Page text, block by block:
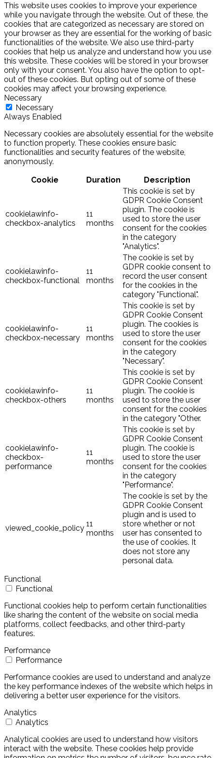
This website uses cookies to improve your experience
while you navigate through the website. Out of these, the
cookies that are categorized as necessary are stored on
your browser as they are essential for the working of basic
functionalities of the website. We also use third-party
cookies that help us analyze and understand how you use
this website. These cookies will be stored in your browser
only with your consent. You also have the option to opt-
out of these cookies. But opting out of some of these
cookies may affect your browsing experience.
Necessary
Necessary
Always Enabled
Necessary cookies are absolutely essential for the website
to function properly. These cookies ensure basic
functionalities and security features of the website,
anonymously.
Cookie
Duration Description
cookielawinfo-
checkbox-analytics
11
months
This cookie is set by
GDPR Cookie Consent
plugin. The cookie is
used to store the user
consent for the cookies
in the category
"Analytics".
cookielawinfo-
checkbox-functional
11
months
The cookie is set by
GDPR cookie consent to
record the user consent
for the cookies in the
category "Functional".
cookielawinfo-
checkbox-necessary
11
months
This cookie is set by
GDPR Cookie Consent
plugin. The cookies is
used to store the user
consent for the cookies
in the category
"Necessary".
cookielawinfo-
checkbox-others
11
months
This cookie is set by
GDPR Cookie Consent
plugin. The cookie is
used to store the user
consent for the cookies
in the category "Other.
cookielawinfo-
checkbox-
performance
11
months
This cookie is set by
GDPR Cookie Consent
plugin. The cookie is
used to store the user
consent for the cookies
in the category
"Performance".
viewed_cookie_policy 11
months
The cookie is set by the
GDPR Cookie Consent
plugin and is used to
store whether or not
user has consented to
the use of cookies. It
does not store any
personal data.
Functional
Functional
Functional cookies help to perform certain functionalities
like sharing the content of the website on social media
platforms, collect feedbacks, and other third-party
features.
Performance
Performance
Performance cookies are used to understand and analyze
the key performance indexes of the website which helps in
delivering a better user experience for the visitors.
Analytics
Analytics
Analytical cookies are used to understand how visitors
interact with the website. These cookies help provide